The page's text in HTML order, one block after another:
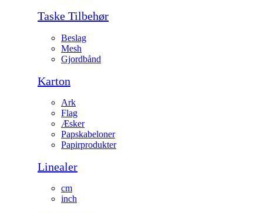
Taske Tilbehør
Beslag
Mesh
Gjordbånd
Karton
Ark
Flag
Æsker
Papskabeloner
Papirprodukter
Linealer
cm
inch